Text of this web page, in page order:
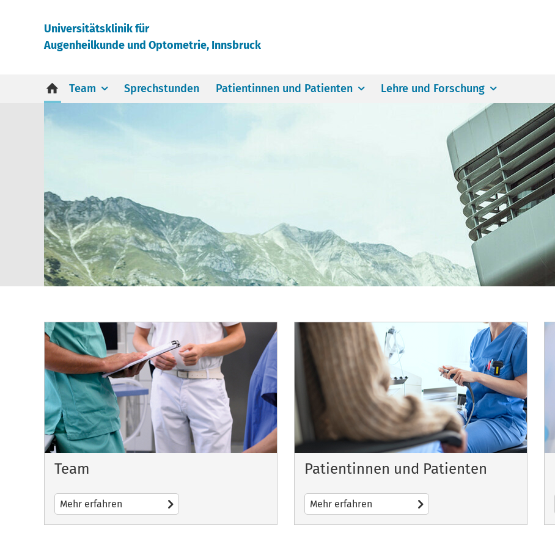
Universitätsklinik für
Augenheilkunde und Optometrie, Innsbruck
Team Sprechstunden Patientinnen und Patienten Lehre und Forschung
Team
Mehr erfahren
Patientinnen und Patienten
Mehr erfahren